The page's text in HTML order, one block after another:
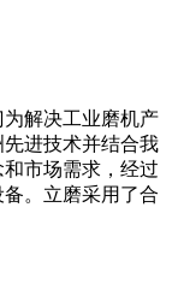
解决工业磨机产
进技术并结合我
市场需求，经过
。立磨采用了合